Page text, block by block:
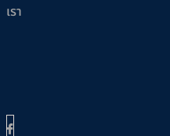
เรา